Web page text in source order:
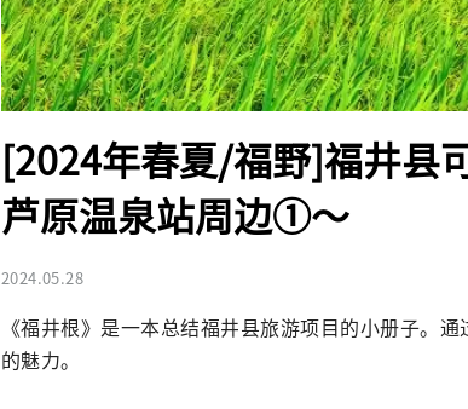
[2024年春夏/福野]福井县
芦原温泉站周边①～
2024.05.28
《福井根》是一本总结福井县旅游项目的小册子。
的魅力。